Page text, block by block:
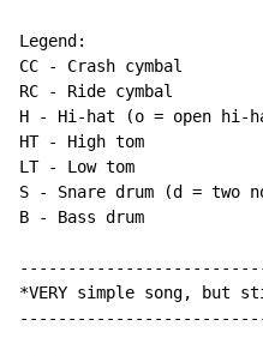
Legend:
CC - Crash cymbal
RC - Ride cymbal
H - Hi-hat (o = open hi-
HT - High tom
LT - Low tom
S - Snare drum (d = two
B
- Bass drum
*VERY simple song,